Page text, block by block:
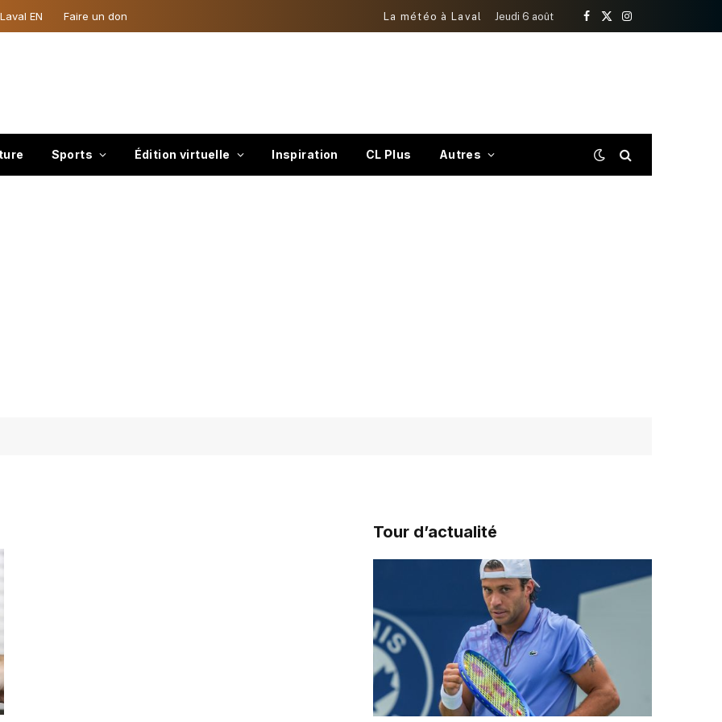
EN Faire un don La météo à Laval Jeudi 6 août
Facebook
X
Instagram
Sports Édition virtuelle Inspiration CL Plus Autres
Tour d’actualité